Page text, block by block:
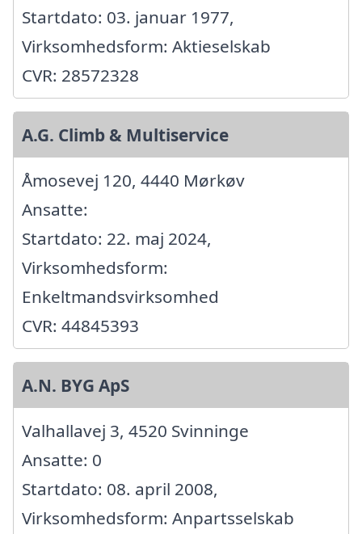
Startdato: 03. januar 1977,
Virksomhedsform: Aktieselskab
CVR: 28572328
A.G. Climb & Multiservice
Åmosevej 120, 4440 Mørkøv
Ansatte:
Startdato: 22. maj 2024,
Virksomhedsform:
Enkeltmandsvirksomhed
CVR: 44845393
A.N. BYG ApS
Valhallavej 3, 4520 Svinninge
Ansatte: 0
Startdato: 08. april 2008,
Virksomhedsform: Anpartsselskab